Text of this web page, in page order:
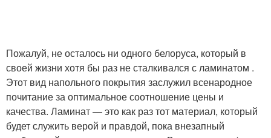
Пожалуй, не осталось ни одного белоруса, который в
своей жизни хотя бы раз не сталкивался с ламинатом .
Этот вид напольного покрытия заслужил всенародное
почитание за оптимальное соотношение цены и
качества. Ламинат — это как раз тот материал, который
будет служить верой и правдой, пока внезапный